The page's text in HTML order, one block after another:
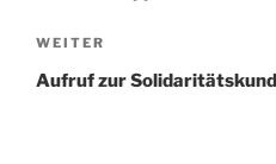
Nächster
Beitrag
WEITER
Aufruf zur